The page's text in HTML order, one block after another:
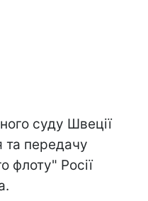
суду Швеції
та передачу
флоту" Росії